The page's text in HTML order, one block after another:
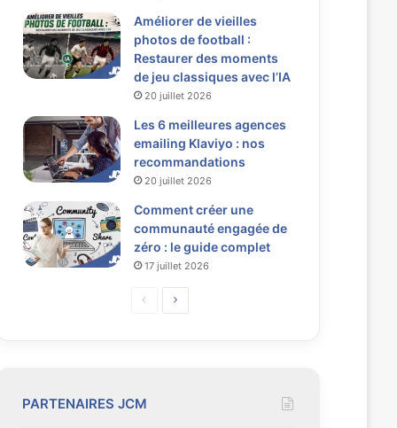
Améliorer de vieilles
photos de football :
Restaurer des moments
de jeu classiques avec l’IA
20 juillet 2026
Les 6 meilleures agences
emailing Klaviyo : nos
recommandations
20 juillet 2026
Comment créer une
communauté engagée de
zéro : le guide complet
17 juillet 2026
P
PARTENAIRES JCM